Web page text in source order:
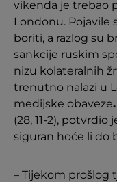
vikenda je trebao
Londonu. Pojavile
boriti, a razlog su
sankcije ruskim
nizu kolateralnih
trenutno nalazi u
medijske obaveze.
(28, 11-2),
siguran hoće li do
– Tijekom prošlog